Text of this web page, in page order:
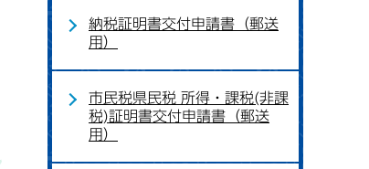
納税証明書交付申請書（郵送
用）
市民税県民税 所得・課税(非課
税)証明書交付申請書（郵送
用）